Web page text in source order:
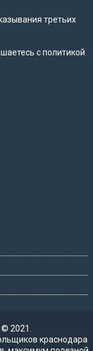
третьих
сполитикой
2021.
краснодара